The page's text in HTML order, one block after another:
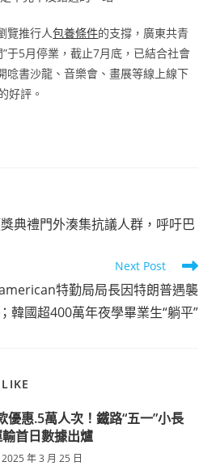
覽推行人包養條件的支撐，廣東共青
”于5月停業，截止7月底，已結合社會
唸書沙龍、音樂會、畫展等線上線下
好評。
典禮門外湊集抗議人群，呼吁巴
Next Post
特勤局局長因特朗普遇襲
韓國超400萬年夜學畢業生“躺平”
惠.5萬人次！鐵路“五一”小長
首日數據出爐
2025 年 3 月 25 日